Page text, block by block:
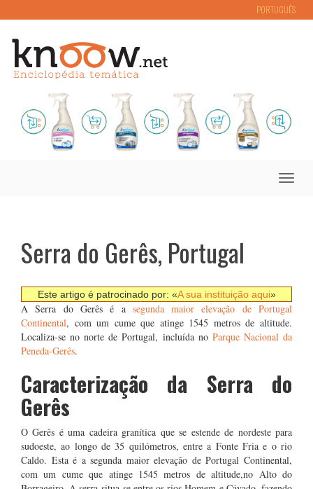
PORTUGUÊS
Toggle
Serra do Gerês, Portugal
Este artigo é patrocinado por: «A sua instituição aqui»
A Serra do Gerês é a segunda maior elevação de Portugal
Continental, com um cume que atinge 1545 metros de altitude.
Localiza-se no norte de Portugal, incluída no Parque Nacional da
Peneda-Gerês.
Caracterização da Serra do
Gerês
O Gerês é uma cadeira granítica que se estende de nordeste para
sudoeste, ao longo de 35 quilómetros, entre a Fonte Fria e o rio
Caldo. Esta é a segunda maior elevação de Portugal Continental,
com um cume que atinge 1545 metros de altitude,no Alto do